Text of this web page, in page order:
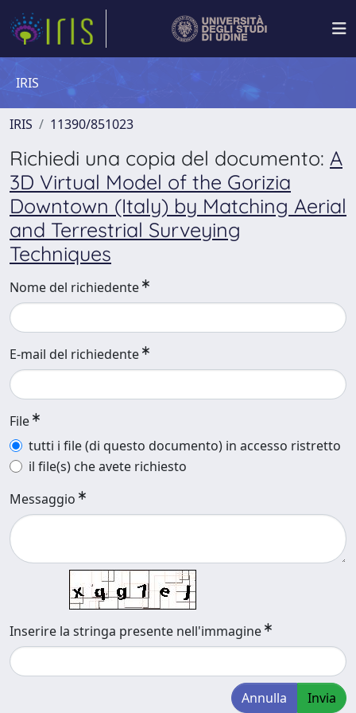
IRIS
IRIS 11390/851023
Richiedi una copia del documento: A
3D Virtual Model of the Gorizia
Downtown (Italy) by Matching Aerial
and Terrestrial Surveying
Techniques
Nome del richiedente
E-mail del richiedente
File
tutti i file (di questo documento) in accesso ristretto
il file(s) che avete richiesto
Messaggio
Inserire la stringa presente nell'immagine
Annulla Invia